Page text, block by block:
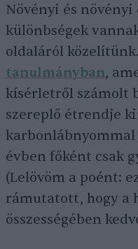
Növényi és
különbségek
oldaláról
tanulmányban,
kísérletről számolt
szereplő étrendje
karbonlábnyommal
évben főként csak
(Lelövöm a poént:
rámutatott, hogy a
összességében